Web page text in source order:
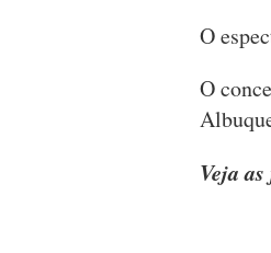
O
O
Veja